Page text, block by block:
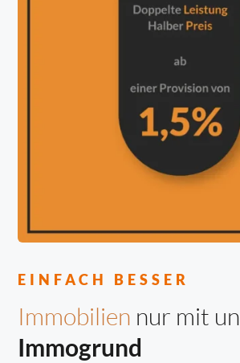
EINFACH BESSER
Immobilien nur mit
Immogrund